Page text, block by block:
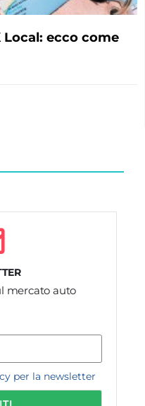
Local: ecco come
mercato auto
per la newsletter